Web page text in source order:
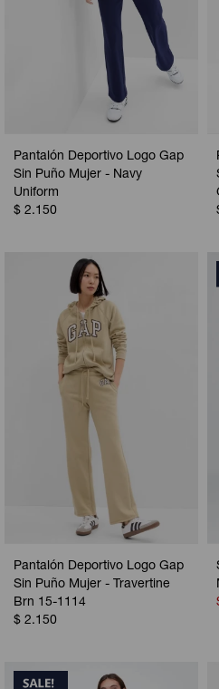
Pantalón Deportivo Logo Gap
Sin Puño Mujer - Navy
Uniform
$ 2.150
Pantalón Deportivo Logo Gap
Sin Puño Mujer - Travertine
Brn 15-1114
$ 2.150